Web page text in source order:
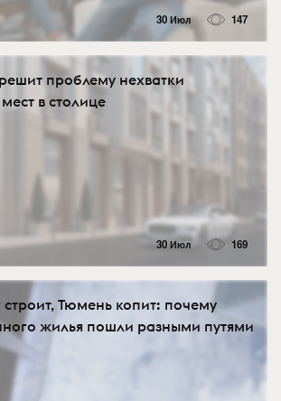
30 Июл 147
проблему нехватки
в столице
30 Июл 169
строит, Тюмень копит: почему
жилья пошли разными путями